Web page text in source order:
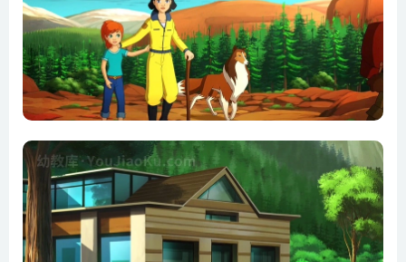
第12集 龙卷风猎人
第13集 莱西在哪
第14集 谁最棒
第15集 捉迷藏
第16集 弗朗西丝的花园
第17集 不速之客
第18集 钻石湖水怪
第19集 薄冰
第20集 困境